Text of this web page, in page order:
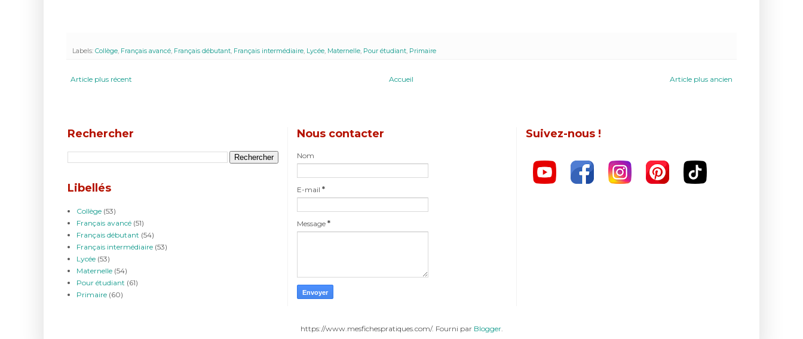
Labels: Collège, Français avancé, Français débutant, Français intermédiaire, Lycée, Maternelle, Pour étudiant, Primaire
Article plus récent Article plus ancien
Accueil
Rechercher
Libellés
Collège (53)
Français avancé (51)
Français débutant (54)
Français intermédiaire (53)
Lycée (53)
Maternelle (54)
Pour étudiant (61)
Primaire (60)
Nous contacter
Nom
E-mail *
Message *
Suivez-nous !
https://www.mesfichespratiques.com/. Fourni par Blogger.